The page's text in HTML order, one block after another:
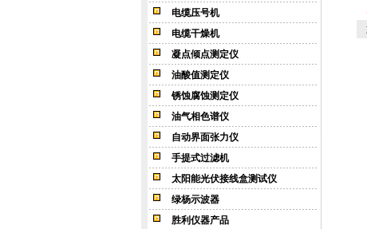
电缆压号机
电缆干燥机
凝点倾点测定仪
油酸值测定仪
锈蚀腐蚀测定仪
油气相色谱仪
自动界面张力仪
手提式过滤机
太阳能光伏接线盒测试仪
绿杨示波器
胜利仪器产品